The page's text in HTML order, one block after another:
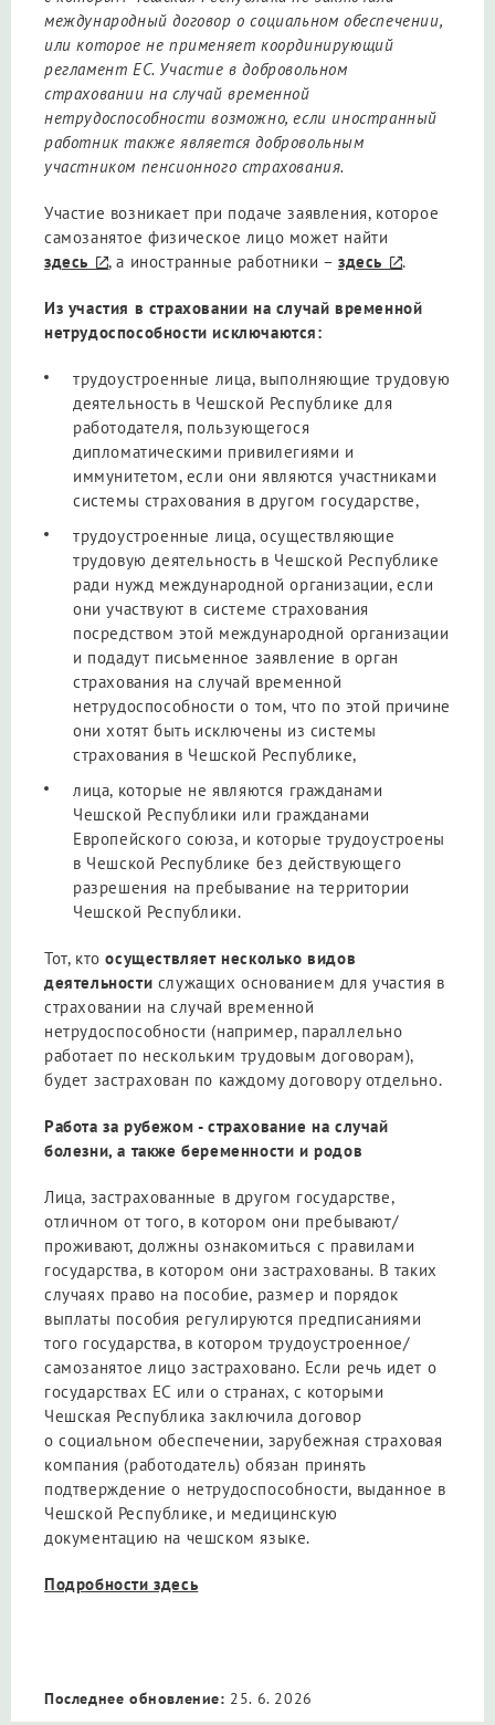
международный договор о социальном обеспечении,
или которое не применяет координирующий
регламент ЕС. Участие в добровольном
страховании на случай временной
нетрудоспособности возможно, если иностранный
работник также является добровольным
участником пенсионного страхования.
Участие возникает при подаче заявления, которое
самозанятое физическое лицо может найти
здесь
, а иностранные работники –здесь .
Из участия в страховании на случай временной
нетрудоспособности исключаются:
трудоустроенные лица, выполняющие трудовую
деятельность в Чешской Республике для
работодателя, пользующегося
дипломатическими привилегиями и
иммунитетом, если они являются участниками
системы страхования в другом государстве,
трудоустроенные лица, осуществляющие
трудовую деятельность в Чешской Республике
ради нужд международной организации, если
они участвуют в системе страхования
посредством этой международной организации
и подадут письменное заявление в орган
страхования на случай временной
нетрудоспособности о том, что по этой причине
они хотят быть исключены из системы
страхования в Чешской Республике,
лица, которые не являются гражданами
Чешской Республики или гражданами
Европейского союза, и которые трудоустроены
в Чешской Республике без действующего
разрешения на пребывание на территории
Чешской Республики.
Тот, ктоосуществляет несколько видов
деятельности служащих основанием для участия в
страховании на случай временной
нетрудоспособности (например, параллельно
работает по нескольким трудовым договорам),
будет застрахован по каждому договору отдельно.
Работа за рубежом - страхование на случай
болезни, а также беременности и родов
Лица, застрахованные в другом государстве,
отличном от того, в котором они пребывают/
проживают, должны ознакомиться с правилами
государства, в котором они застрахованы. В таких
случаях право на пособие, размер и порядок
выплаты пособия регулируются предписаниями
того государства, в котором трудоустроенное/
самозанятое лицо застраховано. Если речь идет о
государствах ЕС или о странах, с которыми
Чешская Республика заключила договор
o социальном обеспечении, зарубежная страховая
компания (работодатель) обязан принять
подтверждение о нетрудоспособности, выданное в
Чешской Республике, и медицинскую
документацию на чешском языке.
Подробности здесь
Последнее обновление: 25. 6. 2026